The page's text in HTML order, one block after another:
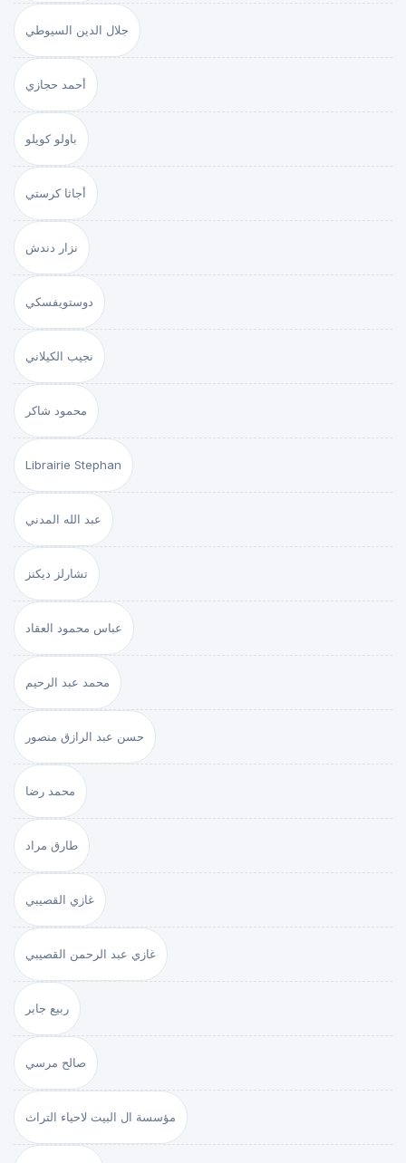
جلال الدين السيوطي
أحمد حجازي
باولو كويلو
أجاثا كرستي
نزار دندش
دوستويفسكي
نجيب الكيلاني
محمود شاكر
Librairie Stephan
عبد الله المدني
تشارلز ديكنز
عباس محمود العقاد
محمد عبد الرحيم
حسن عبد الرازق منصور
محمد رضا
طارق مراد
غازي القصيبي
غازي عبد الرحمن القصيبي
ربيع جابر
صالح مرسي
مؤسسة ال البيت لاحياء التراث